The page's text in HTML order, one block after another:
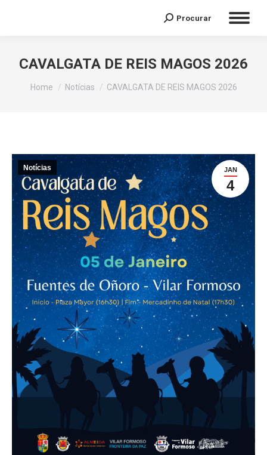
Search:
Procurar
CAVALGATA DE REIS MAGOS 2026
You are here:
Home Notícias CAVALGATA DE REIS MAGOS 2026
JAN
4
Notícias